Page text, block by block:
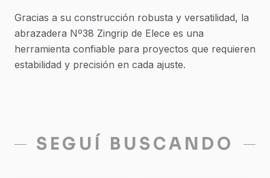
Gracias a su construcción robusta y versatilidad, la
abrazadera Nº38 Zingrip de Elece es una
herramienta confiable para proyectos que requieren
estabilidad y precisión en cada ajuste.
SEGUÍ BUSCANDO